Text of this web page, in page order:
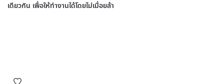
เดียวกัน เพื่อให้ทำงานได้โดยไม่เมื่อยล้า